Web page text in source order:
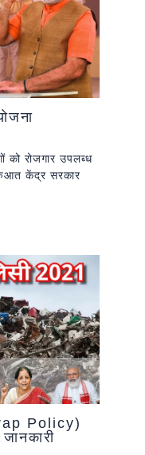
को रोजगार उपलब्ध
केंद्र सरकार
Policy)